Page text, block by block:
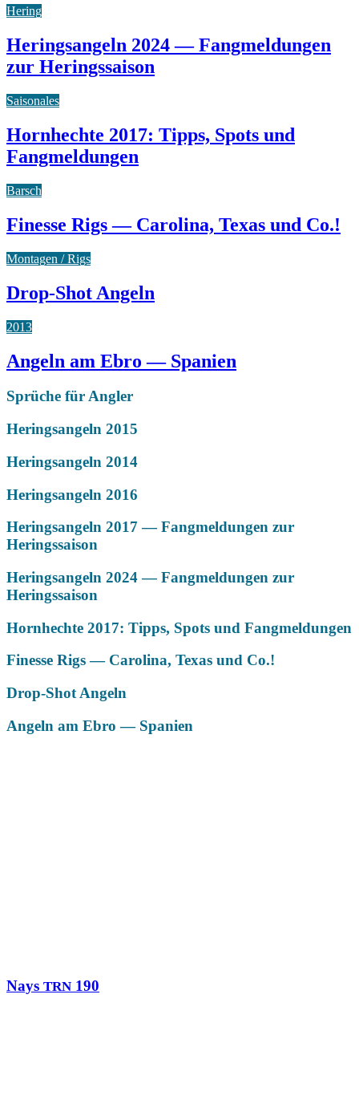
Hering
Heringsangeln 2024 — Fangmeldungen
zur Heringssaison
Saisonales
Hornhechte 2017: Tipps, Spots und
Fangmeldungen
Barsch
Finesse Rigs — Carolina, Texas und Co.!
Montagen / Rigs
Drop-Shot Angeln
2013
Angeln am Ebro — Spanien
Sprüche für Angler
Heringsangeln 2015
Heringsangeln 2014
Heringsangeln 2016
Heringsangeln 2017 — Fangmeldungen zur
Heringssaison
Heringsangeln 2024 — Fangmeldungen zur
Heringssaison
Hornhechte 2017: Tipps, Spots und Fangmeldungen
Finesse Rigs — Carolina, Texas und Co.!
Drop-Shot Angeln
Angeln am Ebro — Spanien
Nays TRN 190